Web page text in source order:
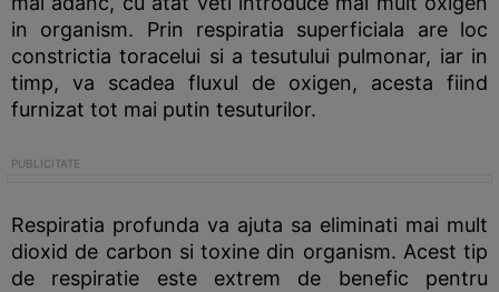
in organism. Prin respiratia superficiala are loc
constrictia toracelui si a tesutului pulmonar, iar in
timp, va scadea fluxul de oxigen, acesta fiind
furnizat tot mai putin tesuturilor.
Respiratia profunda va ajuta sa eliminati mai mult
dioxid de carbon si toxine din organism. Acest tip
de respiratie este extrem de benefic pentru